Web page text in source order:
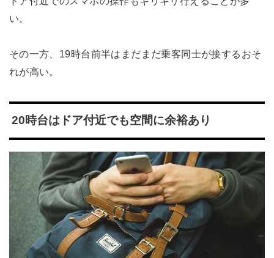
い。
その一方、19時台前半はまだまだ乗客同士が接するおそ
れが高い。
20時台はドア付近でも空間に余裕あり